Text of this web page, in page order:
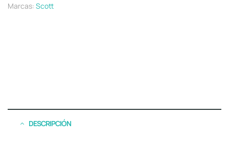
Marcas: Scott
DESCRIPCIÓN